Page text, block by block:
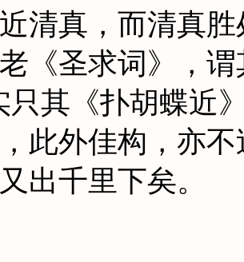
清真，而清真
《圣求词》，
只其《扑胡蝶近
此外佳构，亦
出千里下矣。